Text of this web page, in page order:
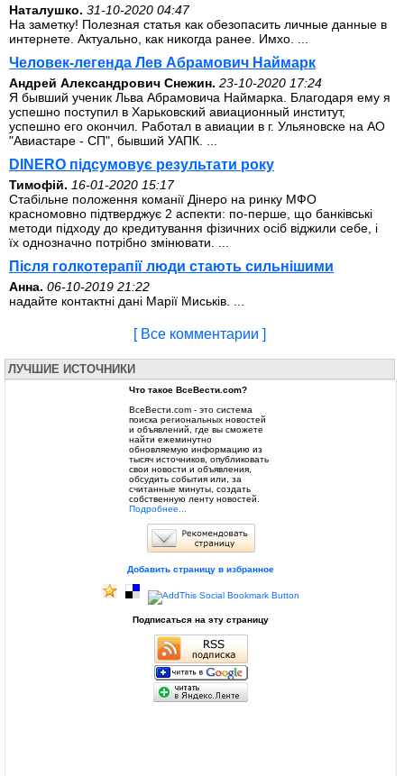
Наталушко. 31-10-2020 04:47
На заметку! Полезная статья как обезопасить личные данные в
интернете. Актуально, как никогда ранее. Имхо. ...
Человек-легенда Лев Абрамович Наймарк
Андрей Александрович Снежин. 23-10-2020 17:24
Я бывший ученик Льва Абрамовича Наймарка. Благодаря ему я
успешно поступил в Харьковский авиационный институт,
успешно его окончил. Работал в авиации в г. Ульяновске на АО
"Авиастаре - СП", бывший УАПК. ...
DINERO підсумовує результати року
Тимофій. 16-01-2020 15:17
Стабільне положення команії Дінеро на ринку МФО
красномовно підтверджує 2 аспекти: по-перше, що банківські
методи підходу до кредитування фізичних осіб віджили себе, і
їх однозначно потрібно змінювати. ...
Після голкотерапії люди стають сильнішими
Анна. 06-10-2019 21:22
надайте контактні дані Марії Миськів. ...
[ Все комментарии ]
ЛУЧШИЕ ИСТОЧНИКИ
Что такое ВсеВести.com?
ВсеВести.com - это система
поиска региональных новостей
и объявлений, где вы сможете
найти ежеминутно
обновляемую информацию из
тысяч источников, опубликовать
свои новости и объявления,
обсудить события или, за
считанные минуты, создать
собственную ленту новостей.
Подробнее...
Добавить страницу в избранное
Подписаться на эту страницу